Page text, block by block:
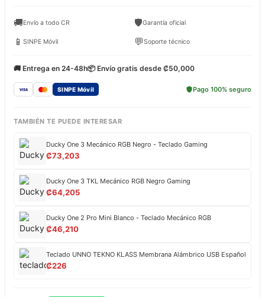
🚚Envío a todo CR 🛡️Garantía oficial
📱 SINPE Móvil 💬Soporte técnico
🚚 Entrega en 24-48h📦 Envío gratis desde ₡50,000
SINPE Móvil Pago 100% seguro
TAMBIÉN TE PUEDE INTERESAR
Ducky One 3 Mecánico RGB Negro - Teclado Gaming
₡73,203
Ducky One 3 TKL Mecánico RGB Negro Gaming
₡64,205
Ducky One 2 Pro Mini Blanco - Teclado Mecánico RGB
₡46,210
Teclado UNNO TEKNO KLASS Membrana Alámbrico USB Español
₡226